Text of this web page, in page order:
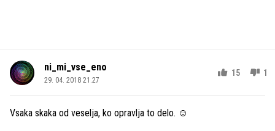
ni_mi_vse_eno
29. 04. 2018 21.27
15 1
Vsaka skaka od veselja, ko opravlja to delo. ☺